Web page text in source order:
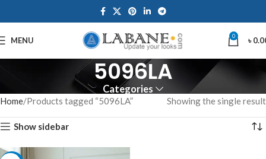
MENU 0 ৳
5096LA
Categories
Home Products tagged “5096LA” Showing the single result
Show sidebar